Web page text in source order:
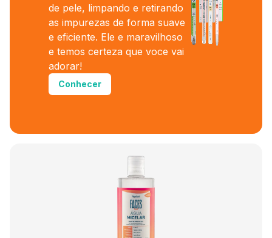
de pele, limpando e retirando
as impurezas de forma suave
e eficiente. Ele e maravilhoso
e temos certeza que voce vai
adorar!
Conhecer